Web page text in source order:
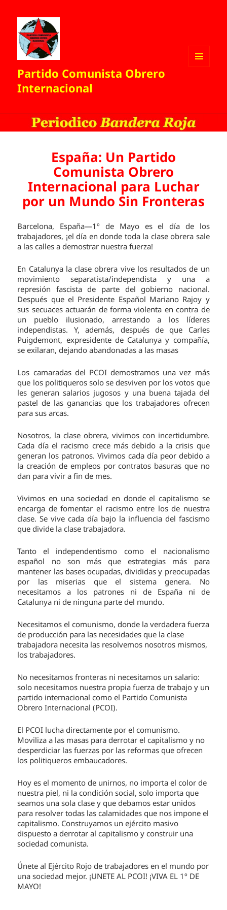
Partido Comunista Obrero
Internacional
España: Un Partido
Comunista Obrero
Internacional para Luchar
por un Mundo Sin Fronteras
Barcelona, España—1º de Mayo es el día de los
trabajadores, ¡el día en donde toda la clase obrera sale
a las calles a demostrar nuestra fuerza!
En Catalunya la clase obrera vive los resultados de un
movimiento separatista/independista y una a
represión fascista de parte del gobierno nacional.
Después que el Presidente Español Mariano Rajoy y
sus secuaces actuarán de forma violenta en contra de
un pueblo ilusionado, arrestando a los líderes
independistas. Y, además, después de que Carles
Puigdemont, expresidente de Catalunya y compañía,
se exilaran, dejando abandonadas a las masas
Los camaradas del PCOI demostramos una vez más
que los politiqueros solo se desviven por los votos que
les generan salarios jugosos y una buena tajada del
pastel de las ganancias que los trabajadores ofrecen
para sus arcas.
Nosotros, la clase obrera, vivimos con incertidumbre.
Cada día el racismo crece más debido a la crisis que
generan los patronos. Vivimos cada día peor debido a
la creación de empleos por contratos basuras que no
dan para vivir a fin de mes.
Vivimos en una sociedad en donde el capitalismo se
encarga de fomentar el racismo entre los de nuestra
clase. Se vive cada día bajo la influencia del fascismo
que divide la clase trabajadora.
Tanto el independentismo como el nacionalismo
español no son más que estrategias más para
mantener las bases ocupadas, divididas y preocupadas
por las miserias que el sistema genera. No
necesitamos a los patrones ni de España ni de
Catalunya ni de ninguna parte del mundo.
Necesitamos el comunismo, donde la verdadera fuerza
de producción para las necesidades que la clase
trabajadora necesita las resolvemos nosotros mismos,
los trabajadores.
No necesitamos fronteras ni necesitamos un salario:
solo necesitamos nuestra propia fuerza de trabajo y un
partido internacional como el Partido Comunista
Obrero Internacional (PCOI).
El PCOI lucha directamente por el comunismo.
Moviliza a las masas para derrotar el capitalismo y no
desperdiciar las fuerzas por las reformas que ofrecen
los politiqueros embaucadores.
Hoy es el momento de unirnos, no importa el color de
nuestra piel, ni la condición social, solo importa que
seamos una sola clase y que debamos estar unidos
para resolver todas las calamidades que nos impone el
capitalismo. Construyamos un ejército masivo
dispuesto a derrotar al capitalismo y construir una
sociedad comunista.
Únete al Ejército Rojo de trabajadores en el mundo por
una sociedad mejor. ¡UNETE AL PCOI! ¡VIVA EL 1º DE
MAYO!